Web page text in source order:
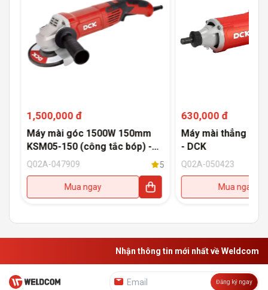
1,500,000 đ
Máy mài góc 1500W 150mm
KSM05-150 (công tắc bóp) -
DCK
Q02A-047909 5
Mua ngay
630,000 đ
Máy mài thẳng
- DCK
Q02A-050423
Mua ngay
Nhận thông tin mới nhất về Weldcom
Đăng ký ngay